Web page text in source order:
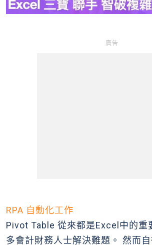
a
廣告
RPA 自動化工作
Pivot Table 從來都是Excel中的重
多會計財務人士解決難題。 然而